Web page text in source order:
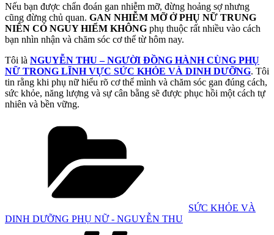
Nếu bạn được chẩn đoán gan nhiễm mỡ, đừng hoảng sợ nhưng
cũng đừng chủ quan. GAN NHIỄM MỠ Ở PHỤ NỮ TRUNG
NIÊN CÓ NGUY HIỂM KHÔNG phụ thuộc rất nhiều vào cách
bạn nhìn nhận và chăm sóc cơ thể từ hôm nay.
Tôi là NGUYỄN THU – NGƯỜI ĐỒNG HÀNH CÙNG PHỤ
NỮ TRONG LĨNH VỰC SỨC KHỎE VÀ DINH DƯỠNG. Tôi
tin rằng khi phụ nữ hiểu rõ cơ thể mình và chăm sóc gan đúng cách,
sức khỏe, năng lượng và sự cân bằng sẽ được phục hồi một cách tự
nhiên và bền vững.
SỨC KHỎE VÀ
DINH DƯỠNG PHỤ NỮ - NGUYỄN THU